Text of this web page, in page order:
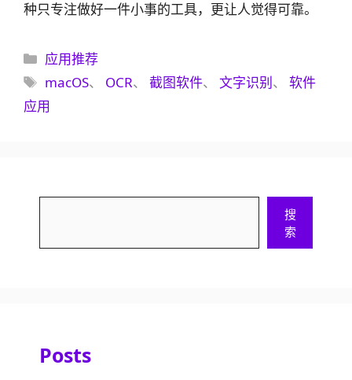
种只专注做好一件小事的工具，更让人觉得可靠。
分
应用推荐
标
签
macOS、 OCR、截图软件、文字识别、软件
应用
搜
索
Posts